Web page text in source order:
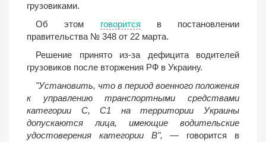
грузовиками.
Об этом говорится в постановлении
правительства № 348 от 22 марта.
Решение принято из-за дефицита водителей
грузовиков после вторжения РФ в Украину.
"Установить, что в период военного положения
к управлению транспортными средствами
категории С, С1 на территории Украины
допускаются лица, имеющие водительские
удостоверения категории В", — говорится в